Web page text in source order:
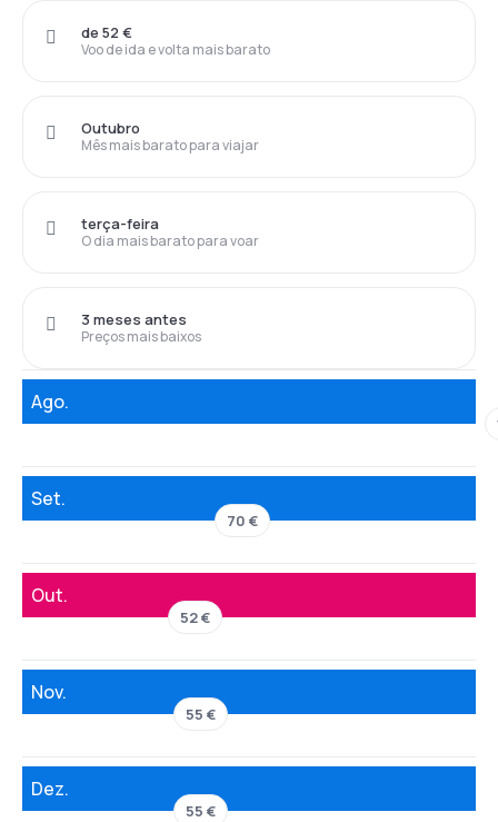
Voo de ida e volta mais barato
de 52 €
Mês mais barato para viajar
Outubro
O dia mais barato para voar
terça-feira
Preços mais baixos
3 meses antes
Ago.
Set.
70 €
Out.
52 €
Nov.
55 €
Dez.
55 €